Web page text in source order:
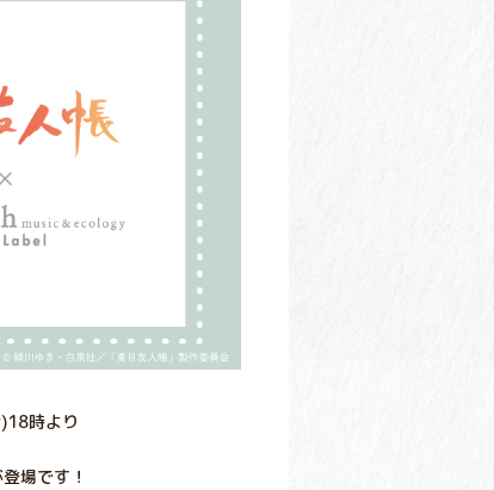
時より
場です！